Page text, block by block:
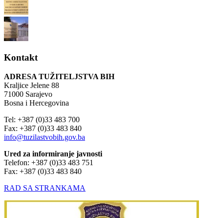
Kontakt
ADRESA TUŽITELJSTVA BIH
Kraljice Jelene 88
71000 Sarajevo
Bosna i Hercegovina
Tel: +387 (0)33 483 700
Fax: +387 (0)33 483 840
info@tuzilastvobih.gov.ba
Ured za informiranje javnosti
Telefon: +387 (0)33 483 751
Fax: +387 (0)33 483 840
RAD SA STRANKAMA